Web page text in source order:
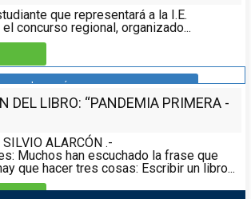
que representará a la I.E.
el concurso regional, organizado...
Leer más
DEL LIBRO: “PANDEMIA PRIMERA -
ALARCÓN .-
Muchos han escuchado la frase que
que hacer tres cosas: Escribir un libro...